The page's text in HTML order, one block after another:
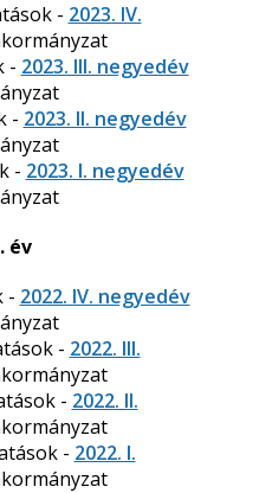
- 2023. IV.
- 2023. III. negyedév
- 2023. II. negyedév
- 2023. I. negyedév
év
- 2022. IV. negyedév
- 2022. III.
- 2022. II.
- 2022. I.